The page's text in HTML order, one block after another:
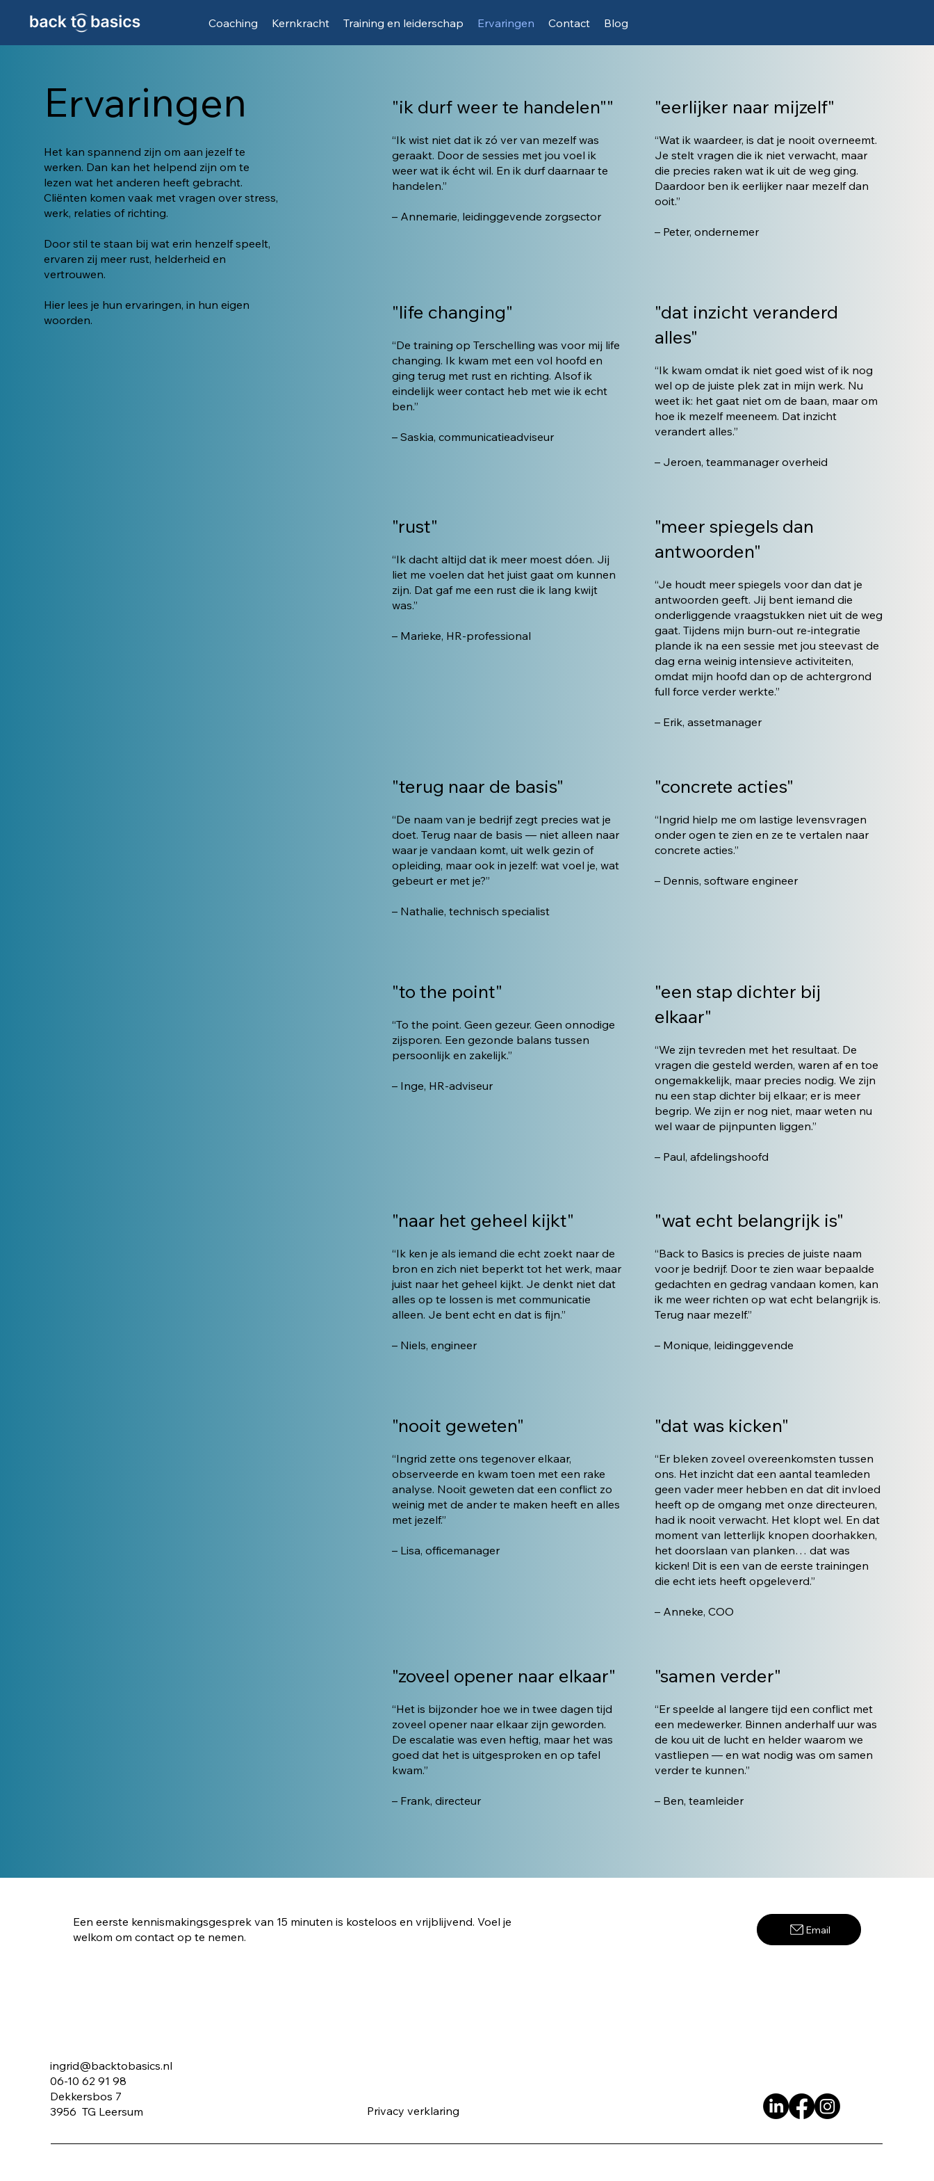
Coaching Kernkracht Training en leiderschap Ervaringen Contact Blog
Ervaringen
Het kan spannend zijn om aan jezelf te
werken. Dan kan het helpend zijn om te
lezen wat het anderen heeft gebracht.
Cliënten komen vaak met vragen over stress,
werk, relaties of richting.
Door stil te staan bij wat erin henzelf speelt,
ervaren zij meer rust, helderheid en
vertrouwen.
Hier lees je hun ervaringen, in hun eigen
woorden.
"ik durf weer te handelen""
“Ik wist niet dat ik zó ver van mezelf was
geraakt. Door de sessies met jou voel ik
weer wat ik écht wil. En ik durf daarnaar te
handelen.”
– Annemarie, leidinggevende zorgsector
"eerlijker naar mijzelf"
“Wat ik waardeer, is dat je nooit overneemt.
Je stelt vragen die ik niet verwacht, maar
die precies raken wat ik uit de weg ging.
Daardoor ben ik eerlijker naar mezelf dan
ooit.”
– Peter, ondernemer
"life changing"
“De training op Terschelling was voor mij life
changing. Ik kwam met een vol hoofd en
ging terug met rust en richting. Alsof ik
eindelijk weer contact heb met wie ik echt
ben.”
– Saskia, communicatieadviseur
"dat inzicht veranderd
alles"
“Ik kwam omdat ik niet goed wist of ik nog
wel op de juiste plek zat in mijn werk. Nu
weet ik: het gaat niet om de baan, maar om
hoe ik mezelf meeneem. Dat inzicht
verandert alles.”
– Jeroen, teammanager overheid
"rust"
“Ik dacht altijd dat ik meer moest dóen. Jij
liet me voelen dat het juist gaat om kunnen
zijn. Dat gaf me een rust die ik lang kwijt
was.”
– Marieke, HR-professional
"meer spiegels dan
antwoorden"
“Je houdt meer spiegels voor dan dat je
antwoorden geeft. Jij bent iemand die
onderliggende vraagstukken niet uit de weg
gaat. Tijdens mijn burn-out re-integratie
plande ik na een sessie met jou steevast de
dag erna weinig intensieve activiteiten,
omdat mijn hoofd dan op de achtergrond
full force verder werkte.”
– Erik, assetmanager
"terug naar de basis"
“De naam van je bedrijf zegt precies wat je
doet. Terug naar de basis — niet alleen naar
waar je vandaan komt, uit welk gezin of
opleiding, maar ook in jezelf: wat voel je, wat
gebeurt er met je?”
– Nathalie, technisch specialist
"concrete acties"
“Ingrid hielp me om lastige levensvragen
onder ogen te zien en ze te vertalen naar
concrete acties.”
– Dennis, software engineer
"to the point"
“To the point. Geen gezeur. Geen onnodige
zijsporen. Een gezonde balans tussen
persoonlijk en zakelijk.”
– Inge, HR-adviseur
"een stap dichter bij
elkaar"
“We zijn tevreden met het resultaat. De
vragen die gesteld werden, waren af en toe
ongemakkelijk, maar precies nodig. We zijn
nu een stap dichter bij elkaar; er is meer
begrip. We zijn er nog niet, maar weten nu
wel waar de pijnpunten liggen.”
– Paul, afdelingshoofd
"naar het geheel kijkt"
“Ik ken je als iemand die echt zoekt naar de
bron en zich niet beperkt tot het werk, maar
juist naar het geheel kijkt. Je denkt niet dat
alles op te lossen is met communicatie
alleen. Je bent echt en dat is fijn.”
– Niels, engineer
"wat echt belangrijk is"
“Back to Basics is precies de juiste naam
voor je bedrijf. Door te zien waar bepaalde
gedachten en gedrag vandaan komen, kan
ik me weer richten op wat echt belangrijk is.
Terug naar mezelf.”
– Monique, leidinggevende
"nooit geweten"
“Ingrid zette ons tegenover elkaar,
observeerde en kwam toen met een rake
analyse. Nooit geweten dat een conflict zo
weinig met de ander te maken heeft en alles
met jezelf.”
– Lisa, officemanager
"dat was kicken"
“Er bleken zoveel overeenkomsten tussen
ons. Het inzicht dat een aantal teamleden
geen vader meer hebben en dat dit invloed
heeft op de omgang met onze directeuren,
had ik nooit verwacht. Het klopt wel. En dat
moment van letterlijk knopen doorhakken,
het doorslaan van planken… dat was
kicken! Dit is een van de eerste trainingen
die echt iets heeft opgeleverd.”
– Anneke, COO
"zoveel opener naar elkaar"
“Het is bijzonder hoe we in twee dagen tijd
zoveel opener naar elkaar zijn geworden.
De escalatie was even heftig, maar het was
goed dat het is uitgesproken en op tafel
kwam.”
– Frank, directeur
"samen verder"
“Er speelde al langere tijd een conflict met
een medewerker. Binnen anderhalf uur was
de kou uit de lucht en helder waarom we
vastliepen — en wat nodig was om samen
verder te kunnen.”
– Ben, teamleider
Een eerste kennismakingsgesprek van 15 minuten is kosteloos en vrijblijvend. Voel je
welkom om contact op te nemen.
Email
ingrid@backtobasics.nl
06-10 62 91 98
Dekkersbos 7
3956 TG Leersum
Privacy verklaring